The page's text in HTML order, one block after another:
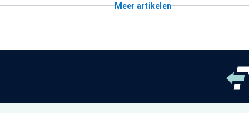
Meer artikelen